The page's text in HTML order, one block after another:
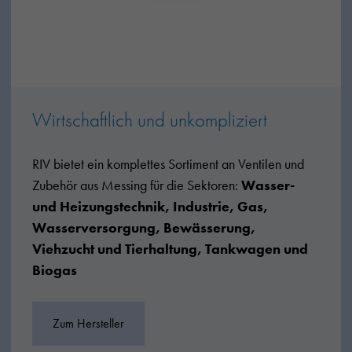
Wirtschaftlich und unkompliziert
RIV bietet ein komplettes Sortiment an Ventilen und
Zubehör aus Messing für die Sektoren: Wasser-
und Heizungstechnik, Industrie, Gas,
Wasserversorgung, Bewässerung,
Viehzucht und Tierhaltung, Tankwagen und
Biogas
Zum Hersteller